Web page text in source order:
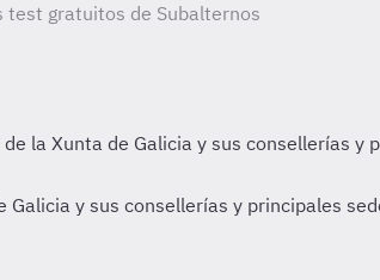
test gratuitos de Subalternos